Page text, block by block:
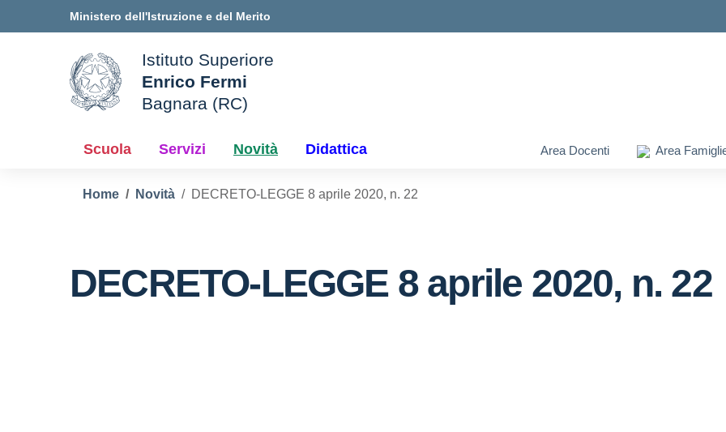
Ministero dell'Istruzione e del Merito
della scuola
Istituto Superiore
Enrico Fermi
Bagnara (RC)
Scuola Servizi Novità Didattica Area Docenti Area
Home Novità DECRETO-LEGGE 8 aprile 2020, n. 22
DECRETO-LEGGE 8 aprile 2020, n. 22